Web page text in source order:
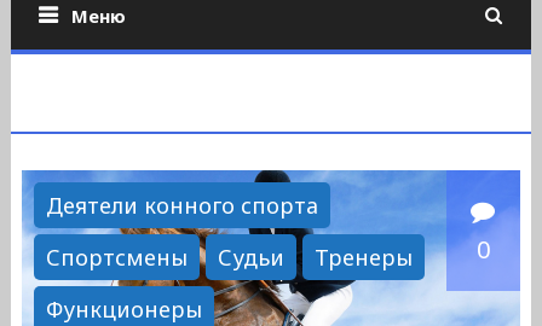
Меню
Деятели конного спорта
Спортсмены
Судьи
Тренеры
Функционеры
0